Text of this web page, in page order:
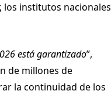
los institutos nacionales
está garantizado”,
de millones de
la continuidad de los